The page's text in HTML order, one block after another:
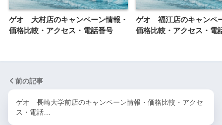
ゲオ 大村店のキャンペーン情報・
価格比較・アクセス・電話番号
ゲオ 福江店のキャンペ
価格比較・アクセス・電
前の記事
ゲオ 長崎大学前店のキャンペーン情報・価格比較・アクセ
ス・電話…